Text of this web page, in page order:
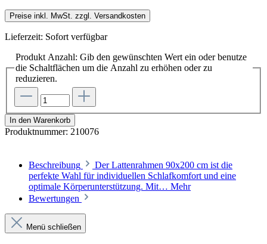
Preise inkl. MwSt. zzgl. Versandkosten
Lieferzeit: Sofort verfügbar
Produkt Anzahl: Gib den gewünschten Wert ein oder benutze
die Schaltflächen um die Anzahl zu erhöhen oder zu
reduzieren.
In den Warenkorb
Produktnummer: 210076
Beschreibung
Der Lattenrahmen 90x200 cm ist die
perfekte Wahl für individuellen Schlafkomfort und eine
optimale Körperunterstützung. Mit… Mehr
Bewertungen
Menü schließen